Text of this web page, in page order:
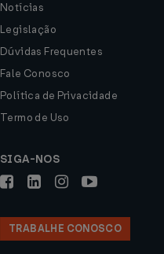
Notícias
Legislação
Dúvidas Frequentes
Fale Conosco
Política de Privacidade
Termo de Uso
SIGA-NOS
TRABALHE CONOSCO